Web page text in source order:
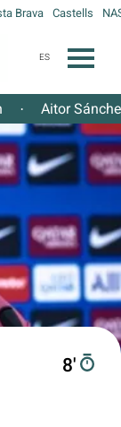
Brava Castells
ES
· Aitor
8′